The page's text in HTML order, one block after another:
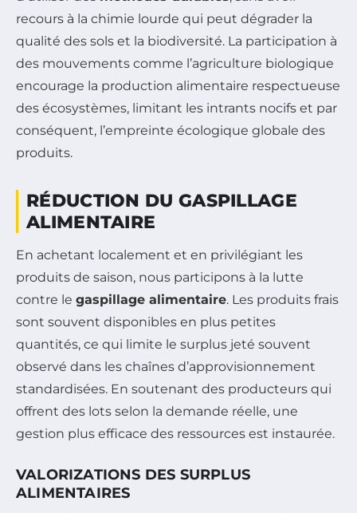
recours à la chimie lourde qui peut dégrader la
qualité des sols et la biodiversité. La participation à
des mouvements comme l’agriculture biologique
encourage la production alimentaire respectueuse
des écosystèmes, limitant les intrants nocifs et par
conséquent, l’empreinte écologique globale des
produits.
RÉDUCTION DU GASPILLAGE
ALIMENTAIRE
En achetant localement et en privilégiant les
produits de saison, nous participons à la lutte
contre le gaspillage alimentaire. Les produits frais
sont souvent disponibles en plus petites
quantités, ce qui limite le surplus jeté souvent
observé dans les chaînes d’approvisionnement
standardisées. En soutenant des producteurs qui
offrent des lots selon la demande réelle, une
gestion plus efficace des ressources est instaurée.
VALORIZATIONS DES SURPLUS
ALIMENTAIRES